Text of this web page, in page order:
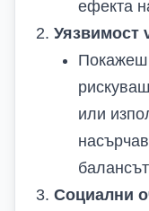
ефекта
Уязвимост
Покажеш
или
Социални